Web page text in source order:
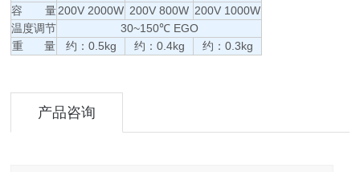
容 量200V 2000W 200V 800W 200V 1000W
温度调节
30~150℃ EGO
重 量
约：0.5kg 约：0.4kg 约：0.3kg
产品咨询